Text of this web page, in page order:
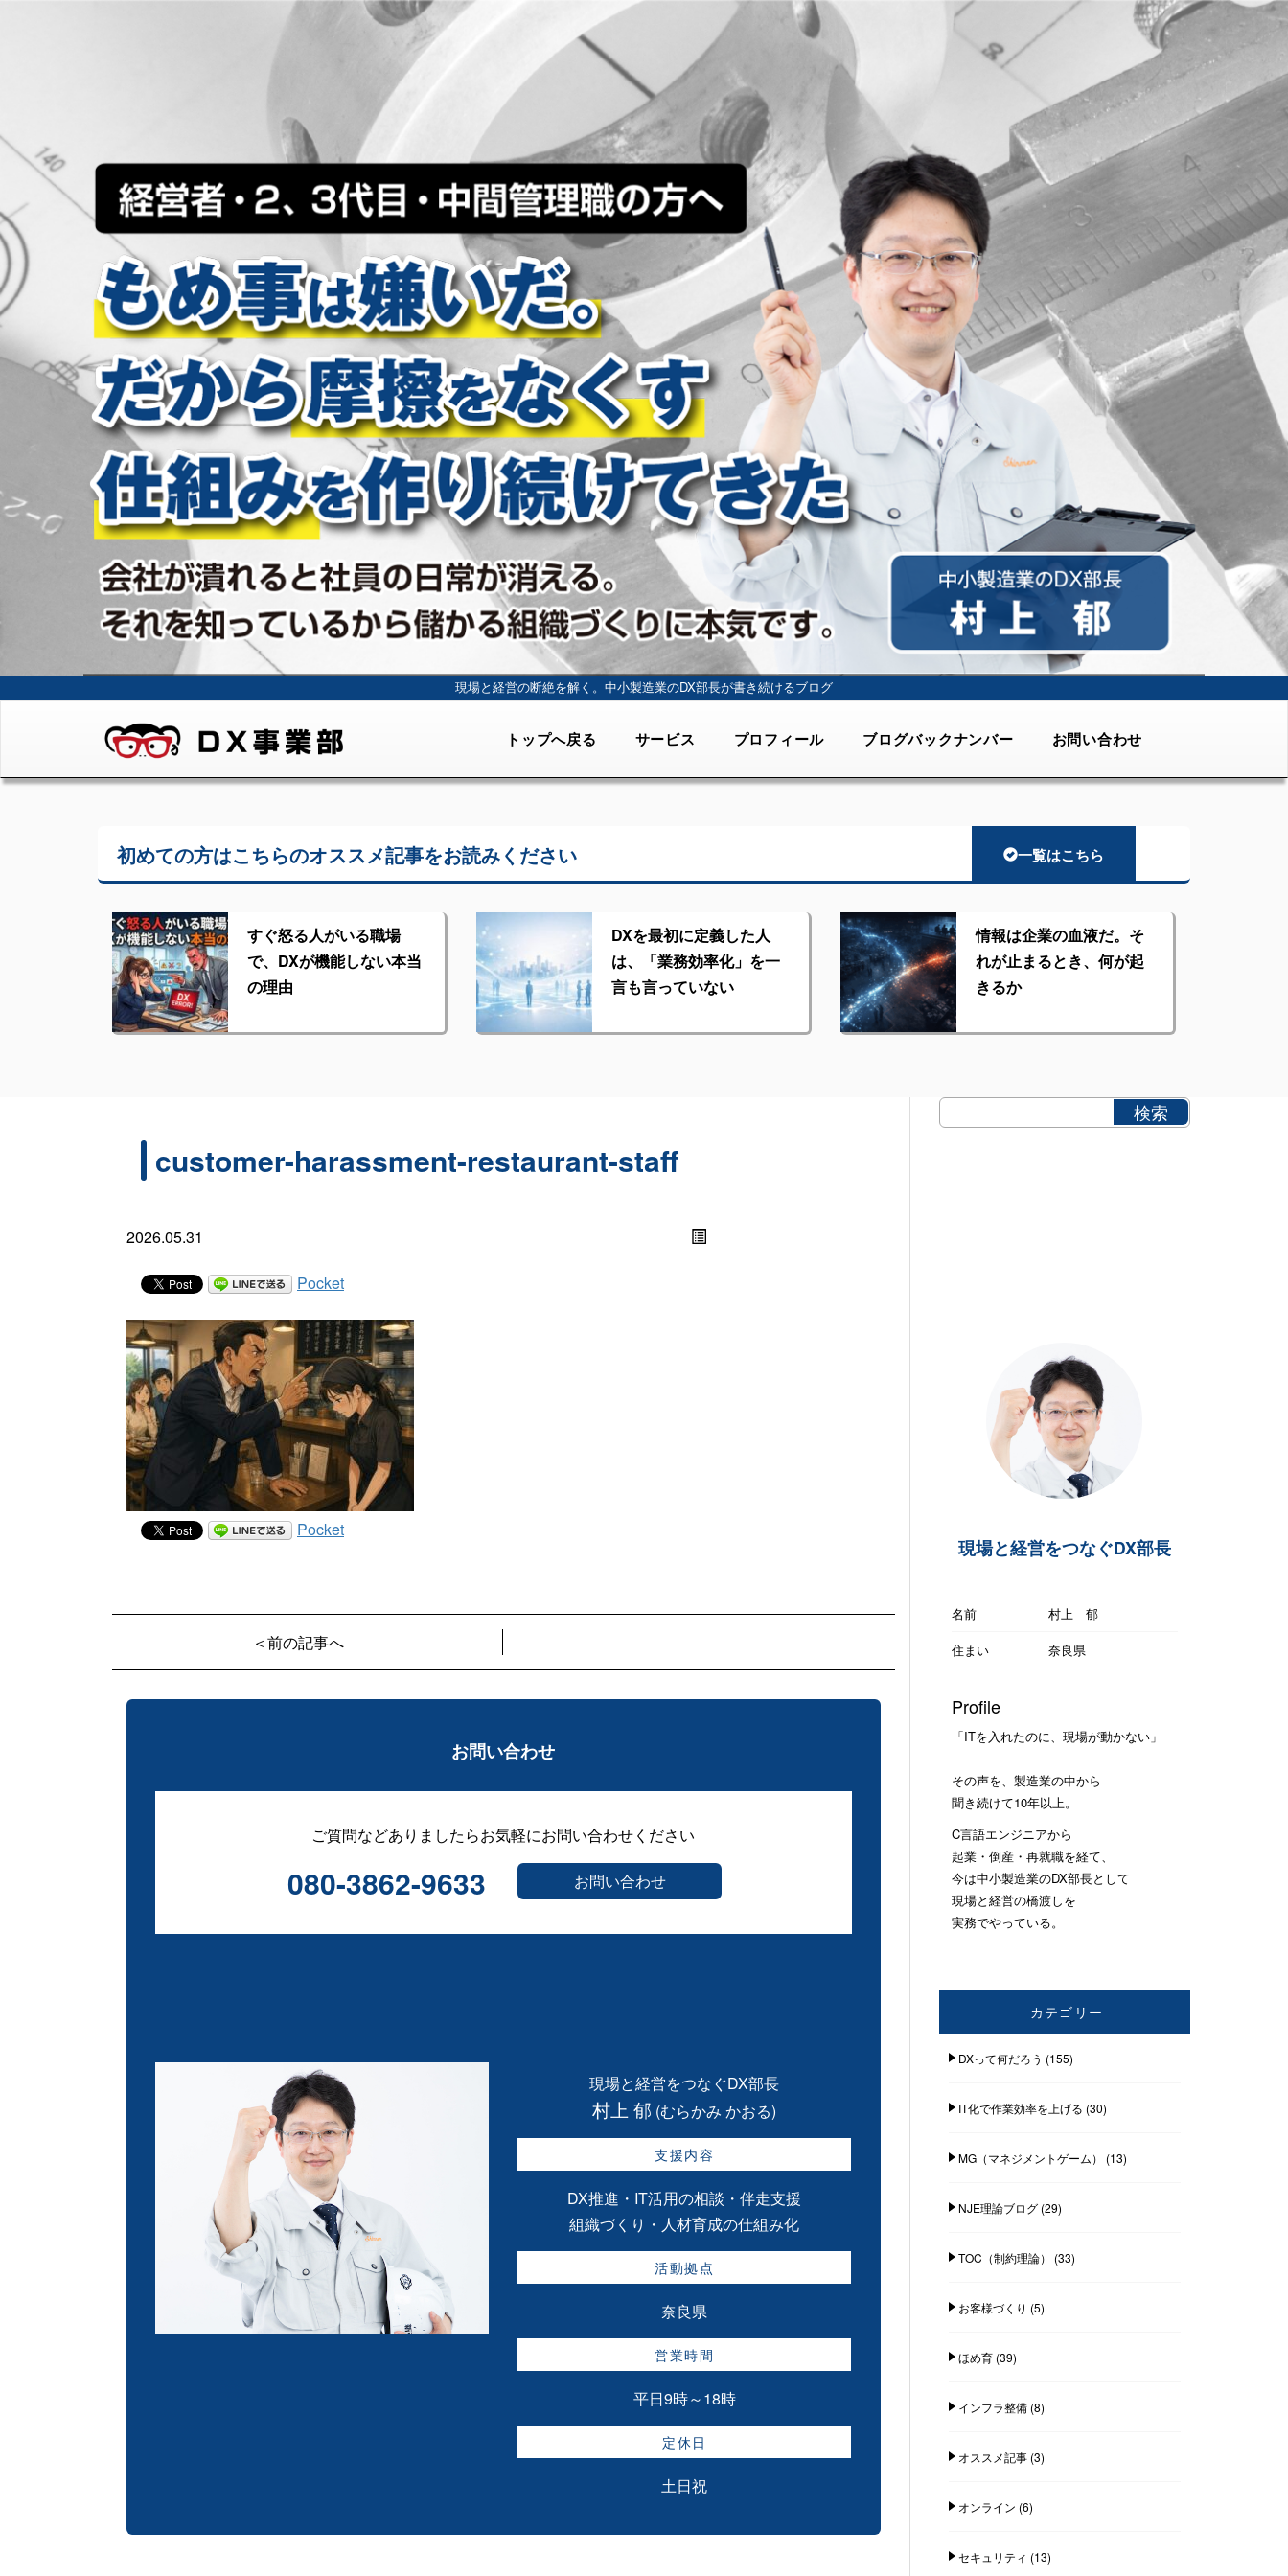
現場と経営の断絶を解く。 中小製造業のDX部長が書き続けるブログ
トップへ戻る サービス プロフィール ブログバックナンバー お問い合わせ
初めての方はこちらのオススメ記事をお読みください 一覧はこちら
すぐ怒る人がいる職場
で、DXが機能しない本当
の理由
DXを最初に定義した人
は、「業務効率化」を一
言も言っていない
情報は企業の血液だ。そ
れが止まるとき、何が起
きるか
customer-harassment-restaurant-staff
2026.05.31
Pocket
Pocket
＜前の記事へ
お問い合わせ
ご質問などありましたらお気軽にお問い合わせください
080-3862-9633 お問い合わせ
現場と経営をつなぐDX部長
村上 郁 (むらかみ かおる)
支援内容
DX推進・IT活用の相談・伴走支援
組織づくり・人材育成の仕組み化
活動拠点
奈良県
営業時間
平日9時～18時
定休日
土日祝
現場と経営をつなぐDX部長
名前
村上 郁
住まい
奈良県
Profile
「ITを入れたのに、現場が動かない」
——
その声を、製造業の中から
聞き続けて10年以上。
C言語エンジニアから
起業・倒産・再就職を経て、
今は中小製造業のDX部長として
現場と経営の橋渡しを
実務でやっている。
カテゴリー
DXって何だろう (155)
IT化で作業効率を上げる (30)
MG（マネジメントゲーム） (13)
NJE理論ブログ(29)
TOC（制約理論） (33)
お客様づくり (5)
ほめ育(39)
インフラ整備(8)
オススメ記事(3)
オンライン (6)
セキュリティ (13)